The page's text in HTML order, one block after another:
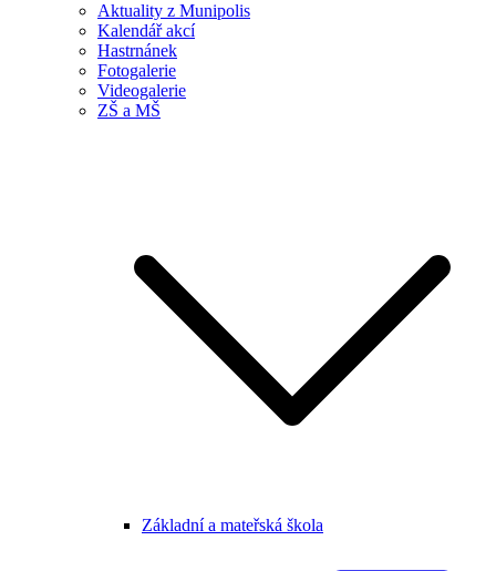
Aktuality z Munipolis
Kalendář akcí
Hastrnánek
Fotogalerie
Videogalerie
ZŠ a MŠ
Základní a mateřská škola